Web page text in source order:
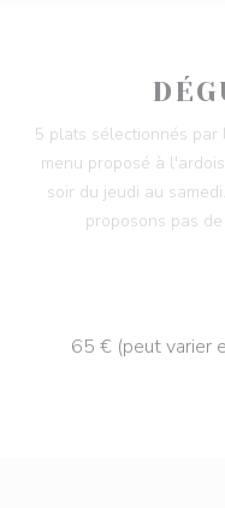
5 plats sélectionnés par
menu proposé à
soir du jeudi au
proposons pas
65 € (peut varier